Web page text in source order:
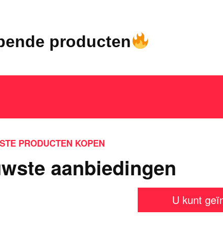
producten
PRODUCTEN KOPEN
aanbiedingen
U kunt